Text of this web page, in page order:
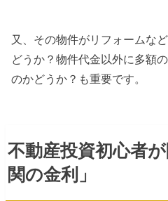
又、その物件がリフォームな
どうか？物件代金以外に多額
のかどうか？も重要です。
不動産投資初心者
関の金利」